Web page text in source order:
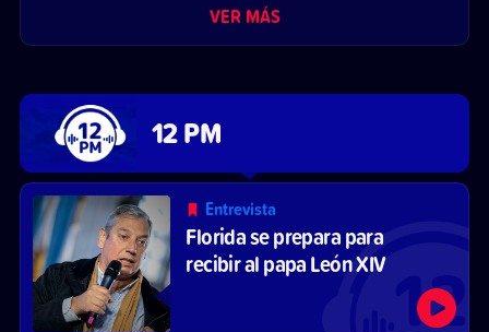
VER MÁS
12 PM
Entrevista
Florida se prepara para
recibir al papa León XIV